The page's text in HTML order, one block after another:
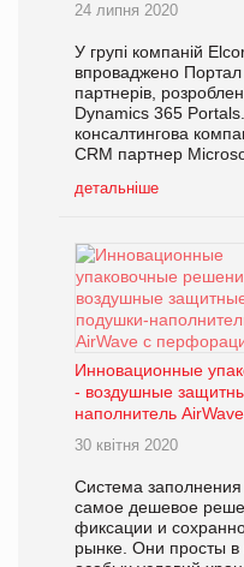
24 липня 2020
У групі компаній
впроваджено
партнерів,
Dynamics 365
консалтингова
СRM партнер
детальніше
Инновационные
- воздушные
наполнитель
30 квітня 2020
Система
самое дешевое
фиксации и
рынке. Они просты в